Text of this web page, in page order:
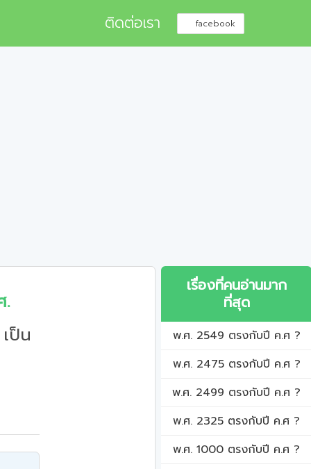
ติดต่อเรา facebook
.
ป็น
เรื่องที่คนอ่านมาก
ที่สุด
พ.ศ. 2549 ตรงกับปี ค.ศ ?
พ.ศ. 2475 ตรงกับปี ค.ศ ?
พ.ศ. 2499 ตรงกับปี ค.ศ ?
พ.ศ. 2325 ตรงกับปี ค.ศ ?
พ.ศ. 1000 ตรงกับปี ค.ศ ?